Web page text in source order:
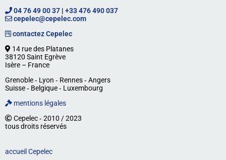
04 76 49 00 37 | +33 476 490 037
cepelec@cepelec.com
contactez Cepelec
14 rue des Platanes
38120 Saint Egrève
Isère – France
Grenoble ‐ Lyon ‐ Rennes ‐ Angers
Suisse ‐ Belgique ‐ Luxembourg
mentions légales
Cepelec ‐ 2010 / 2023
tous droits réservés
accueil Cepelec